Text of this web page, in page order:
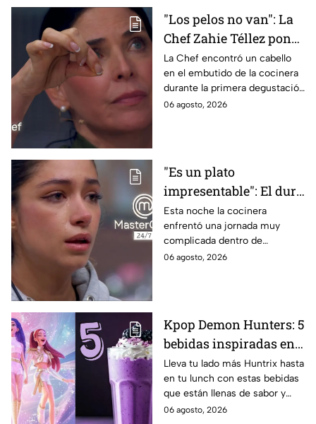
"Los pelos no van": La
Chef Zahie Téllez pone
en evidencia a Carmen
en la gala de mandiles
negros de MasterChef
24/7
La Chef encontró un cabello
en el embutido de la cocinera
durante la primera degustación
de la noche
06 agosto, 2026
"Es un plato
impresentable": El duro
regaño que hizo llorar a
Michelle dentro de
MasterChef 24/7
Esta noche la cocinera
enfrentó una jornada muy
complicada dentro de
MasterChef 24/7.
06 agosto, 2026
Kpop Demon Hunters: 5
bebidas inspiradas en
las guerreras Huntrix
para llevar a la escuela
este regreso a clases
2026; son saludables y
Lleva tu lado más Huntrix hasta
en tu lunch con estas bebidas
que están llenas de sabor y
frescura.
06 agosto, 2026